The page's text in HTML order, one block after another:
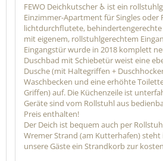
FEWO Deichkutscher ♿ ist ein
Einzimmer-Apartment für Singles oder
lichtdurchflutete,
mit eigenem, rollstuhlgerechtem
Eingangstür wurde in 2018 komplett
Duschbad mit Schiebetür weist eine
Dusche (mit Haltegriffen +
Waschbecken und eine erhöhte
Griffen) auf. Die Küchenzeile ist
Geräte sind vom Rollstuhl aus
Preis enthalten!
Der Deich ist bequem auch per
Wremer Strand (am Kutterhafen)
unsere Gäste ein Strandkorb zur